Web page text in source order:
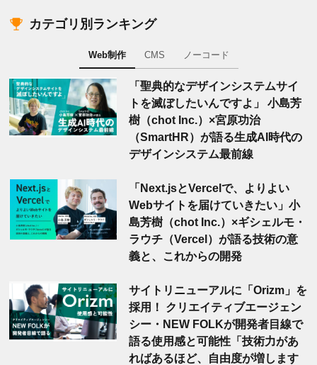
カテゴリ別ランキング
Web制作 CMS ノーコード
「聖典的なデザインシステムサイ
トを滅ぼしたいんですよ」 小島芳
樹（chot Inc.）×宮原功治
（SmartHR）が語る生成AI時代の
デザインシステム最前線
「Next.jsとVercelで、よりよい
Webサイトを届けていきたい」小
島芳樹（chot Inc.）×ギシェルモ・
ラウチ（Vercel）が語る技術の意
義と、これからの開発
サイトリニューアルに「Orizm」を
採用！ クリエイティブエージェン
シー・NEW FOLKが開発者目線で
語る使用感と可能性「技術力があ
ればあるほど、自由度が増します